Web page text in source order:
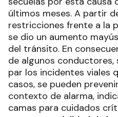
últimos meses. A partir
restricciones frente a la
se dio un aumento
del tránsito. En
de algunos conductores,
par los incidentes viales
casos, se pueden
contexto de alarma,
camas para cuidados